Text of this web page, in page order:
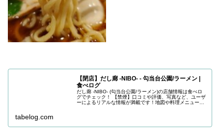
【閉店】だし廊 -NIBO- - 勾当台公園/ラーメン |
食べログ
だし廊 -NIBO- (勾当台公園/ラーメン)の店舗情報は食べロ
グでチェック！ 【禁煙】口コミや評価、写真など、ユーザ
ーによるリアルな情報が満載です！地図や料理メニューな
tabelog.com